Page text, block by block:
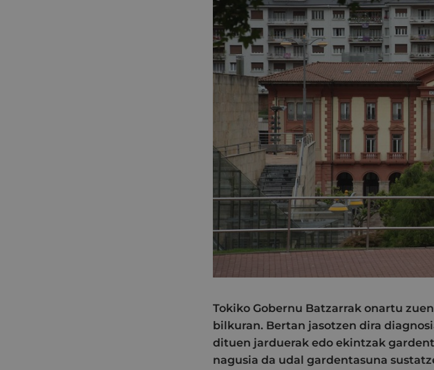
Tokiko Gobernu Batzarrak onartu
bilkuran. Bertan jasotzen dira
dituen jarduerak edo ekintzak
nagusia da udal gardentasuna